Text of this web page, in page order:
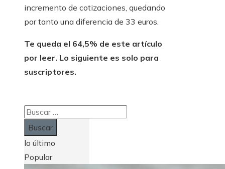
incremento de cotizaciones, quedando
por tanto una diferencia de 33 euros.
Te queda el 64,5% de este artículo
por leer. Lo siguiente es solo para
suscriptores.
Buscar:
lo último
Popular